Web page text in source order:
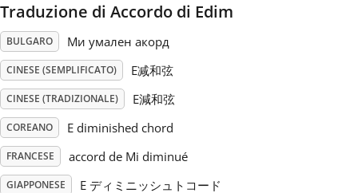
Português
Русский
Svenska
Tiếng Việt
Traduzione di Accordo di Edim
BULGARO Ми умален акорд
CINESE (SEMPLIFICATO) E减和弦
CINESE (TRADIZIONALE) E減和弦
COREANO E diminished chord
FRANCESE accord de Mi diminué
GIAPPONESE E ディミニッシュトコード